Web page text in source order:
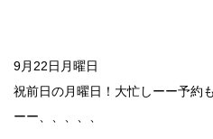
9月22日月曜日
祝前日の月曜日！大忙しーー予約
ーー、、、、、